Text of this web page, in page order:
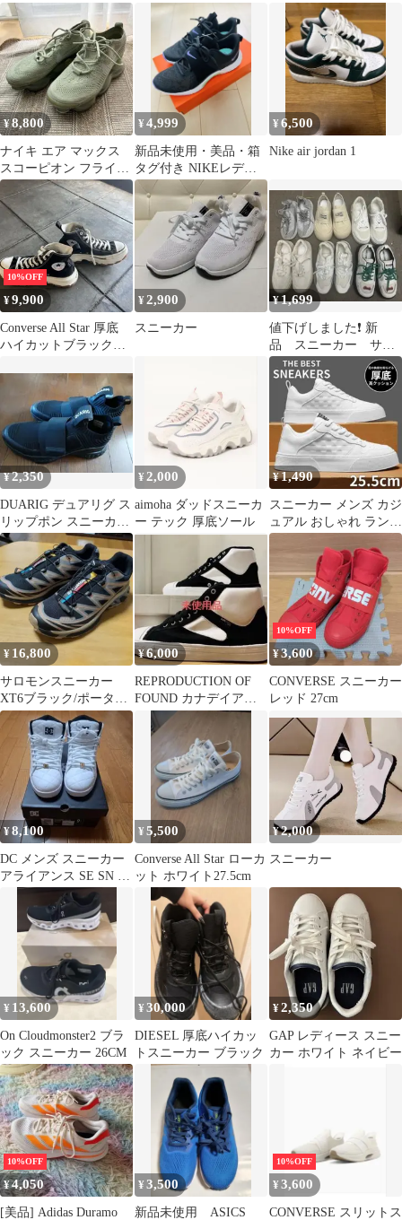
27cm
¥8,800
ナイキ エア マックス
スコーピオン フライニ
ット
¥4,999
新品未使用・美品・箱
タグ付き NIKEレディ
ーススニーカー 24cmナ
イキ 靴
¥6,500
Nike air jordan 1
10%OFF
¥9,900
Converse All Star 厚底
ハイカットブラックス
¥2,900
スニーカー
¥1,699
値下げしました❗️ 新
品 スニーカー サイ
ズ 24,5cm / (5番) / 39
¥2,350
DUARIG デュアリグ ス
リップポン スニーカー
シューズ 27.5cm
¥ 2,000
aimoha ダッドスニーカ
ー テック 厚底ソール
¥1,490
スニーカー メンズ カジ
ュアル おしゃれ ランニ
ング ウォーキング 通気
¥ 16,800
サロモンスニーカー
XT6ブラック/ポータベ
ラ/ピューター
¥6,000
REPRODUCTION OF
FOUND カナデイアン
ミリタリートレーナー
10%OFF
¥3,600
CONVERSE スニーカー
レッド 27cm
¥8,100
DC メンズ スニーカー
アライアンス SE SN キ
ルティング ビッグロゴ
¥5,500
Converse All Star ローカ
ット ホワイト27.5cm
¥2,000
スニーカー
¥ 13,600
On Cloudmonster2 ブラ
ック スニーカー 26CM
¥30,000
DIESEL 厚底ハイカッ
トスニーカー ブラック
¥2,350
GAP レディース スニー
カー ホワイト ネイビー
10%OFF
¥4,050
[美品] Adidas Duramo
¥3,500
新品未使用 ASICS
10%OFF
¥3,600
CONVERSE スリットス